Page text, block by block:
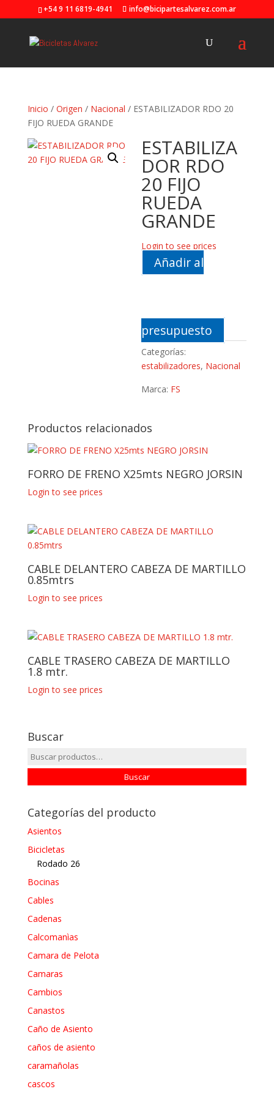
+54 9 11 6819-4941 info@bicipartesalvarez.com.ar
Inicio / Origen / Nacional / ESTABILIZADOR RDO 20
FIJO RUEDA GRANDE
ESTABILIZA
DOR RDO
20 FIJO
RUEDA
GRANDE
Login to see prices
Añadir al
presupuesto
Categorías:
estabilizadores, Nacional
Marca: FS
Productos relacionados
FORRO DE FRENO X25mts NEGRO JORSIN
Login to see prices
CABLE DELANTERO CABEZA DE MARTILLO
0.85mtrs
Login to see prices
CABLE TRASERO CABEZA DE MARTILLO
1.8 mtr.
Login to see prices
Buscar
Buscar
por:
Buscar
Categorías del producto
Asientos
Bicicletas
Rodado 26
Bocinas
Cables
Cadenas
Calcomanìas
Camara de Pelota
Camaras
Cambios
Canastos
Caño de Asiento
caños de asiento
caramañolas
cascos